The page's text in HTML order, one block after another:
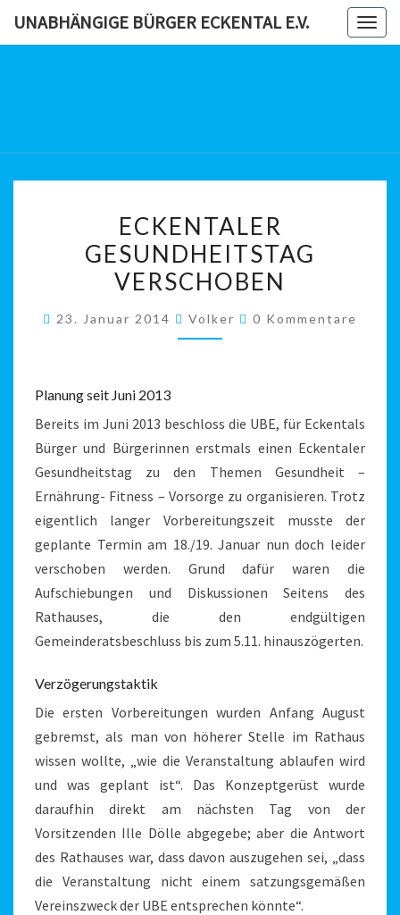
UNABHÄNGIGE BÜRGER ECKENTAL E.V.
GESUNDHEITSTAG
VERSCHOBEN
ECKENTALER
GESUNDHEITSTAG
VERSCHOBEN
23. Januar 2014 Volker Kommentare
0 Kommentare
Planung seit Juni 2013
Bereits im Juni 2013 beschloss die UBE, für Eckentals
Bürger und Bürgerinnen erstmals einen Eckentaler
Gesundheitstag zu den Themen Gesundheit –
Ernährung- Fitness – Vorsorge zu organisieren. Trotz
eigentlich langer Vorbereitungszeit musste der
geplante Termin am 18./19. Januar nun doch leider
verschoben werden. Grund dafür waren die
Aufschiebungen und Diskussionen Seitens des
Rathauses, die den endgültigen
Gemeinderatsbeschluss bis zum 5.11. hinauszögerten.
Verzögerungstaktik
Die ersten Vorbereitungen wurden Anfang August
gebremst, als man von höherer Stelle im Rathaus
wissen wollte, „wie die Veranstaltung ablaufen wird
und was geplant ist“. Das Konzeptgerüst wurde
daraufhin direkt am nächsten Tag von der
Vorsitzenden Ille Dölle abgegebe; aber die Antwort
des Rathauses war, dass davon auszugehen sei, „dass
die Veranstaltung nicht einem satzungsgemäßen
Vereinszweck der UBE entsprechen könnte“.